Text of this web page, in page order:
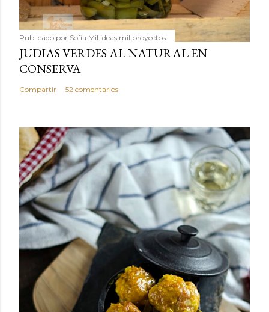
Publicado por Sofía Mil ideas mil proyectos
JUDIAS VERDES AL NATURAL EN
CONSERVA
Compartir 52 comentarios